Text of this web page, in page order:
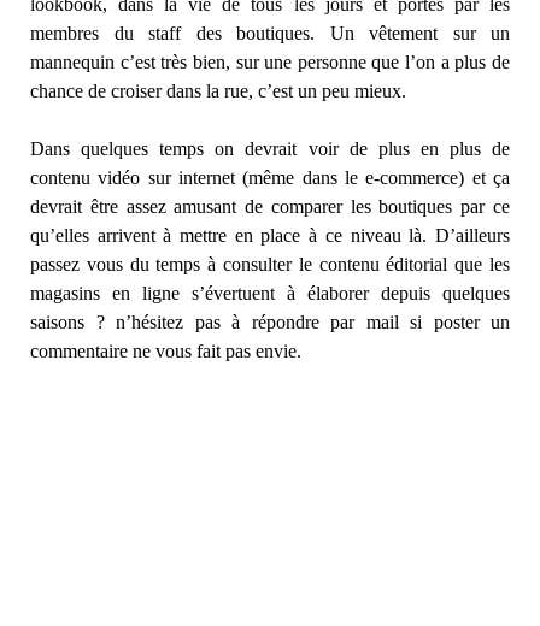
lookbook, dans la vie de tous les jours et portés par les
membres du staff des boutiques. Un vêtement sur un
mannequin c’est très bien, sur une personne que l’on a plus de
chance de croiser dans la rue, c’est un peu mieux.
Dans quelques temps on devrait voir de plus en plus de
contenu vidéo sur internet (même dans le e-commerce) et ça
devrait être assez amusant de comparer les boutiques par ce
qu’elles arrivent à mettre en place à ce niveau là. D’ailleurs
passez vous du temps à consulter le contenu éditorial que les
magasins en ligne s’évertuent à élaborer depuis quelques
saisons ? n’hésitez pas à répondre par mail si poster un
commentaire ne vous fait pas envie.